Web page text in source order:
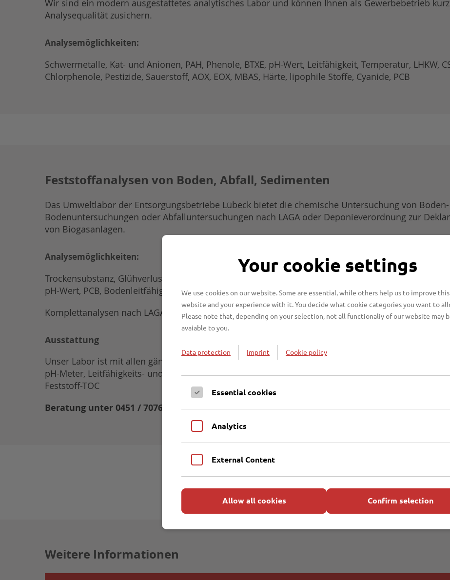
Wir sind ein modern ausgestattetes analytisches Labor und können Ihnen als Gewerbebetrieb
Analysequalität zusichern.
Analysemöglichkeiten:
Schwermetalle, Kat- und Anionen, PAH, Phenole, BTXE, pH-Wert, Leitfähigkeit, Temperatur, LHKW,
Chlorphenole, Pestizide, Sauerstoff, AOX, EOX, MBAS, Härte, lipophile Stoffe, Cyanide, PCB
Feststoffanalysen von Boden, Abfall, Sedimenten
Das Umweltlabor der Entsorgungsbetriebe Lübeck bietet die chemische Untersuchung von
Bodenuntersuchungen oder Abfalluntersuchungen nach LAGA oder Deponieverordnung zur
von Biogasanlagen.
Analysemöglichkeiten:
Trockensubstanz, Glühverlust, Schwer- und Halbmetalle, PAH, Phenole, BTXE, LHKW, Pestizide,
pH-Wert, PCB, Bodenleitfähigkeit, Mineralölkohlenwasserstoffe, EOX, lipophile Stoffe, Cyanide, AT4,
Komplettanalysen nach LAGA, DepV
Ausstattung
Unser Labor ist mit allen gängigen Analysegeräten ausgestattet:
pH-Meter, Leitfähigkeits- und Sauerstoffmessgeräte, Photometer, ICP-OES, AAS, AFS, GC-MS, GC-FID,
Feststoff-TOC
Beratung unter 0451 / 70760440
Weitere Informationen
Your cookie settings
We use cookies on our website. Some are essential, while others help us to improve this
website and your experience with it. You decide what cookie categories you want to
Please note that, depending on your selection, not all functionaliy of our website may
avaiable to you.
Data protection Imprint Cookie policy
Essential cookies
Analytics
External Content
Allow all cookies Confirm selection